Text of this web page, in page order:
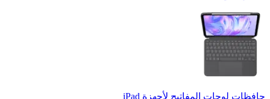
حافظات لوحات المفاتيح لأجهزة ‏iPad